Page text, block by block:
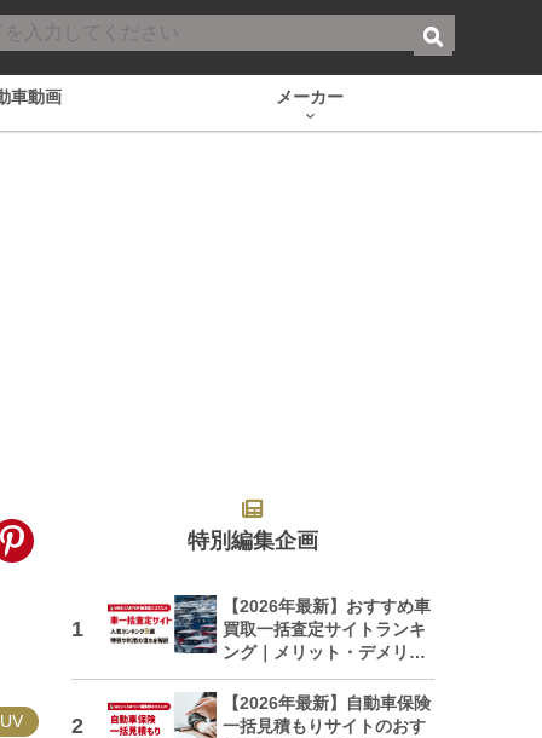
車動画 メーカー
特別編集企画
【2026年最新】おすすめ車
買取一括査定サイトランキ
ング｜メリット・デメリッ
トも解説
【2026年最新】自動車保険
一括見積もりサイトのおす